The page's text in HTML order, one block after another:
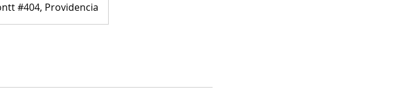
#404, Providencia